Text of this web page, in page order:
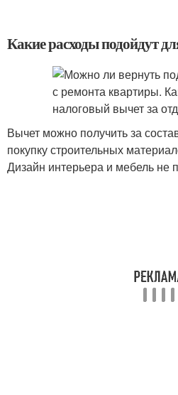
Какие расходы подойдут
Вычет можно получить за
покупку строительных
Дизайн интерьера и мебель не